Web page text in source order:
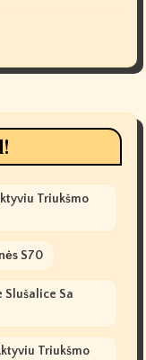
Triukšmo
S70
Slušalice Sa
Triukšmo